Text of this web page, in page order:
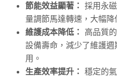
節能效益顯著： 採用永
量調節馬達轉速，大幅
維護成本降低： 高品質
設備壽命，減少了維護
用。
生產效率提升： 穩定的